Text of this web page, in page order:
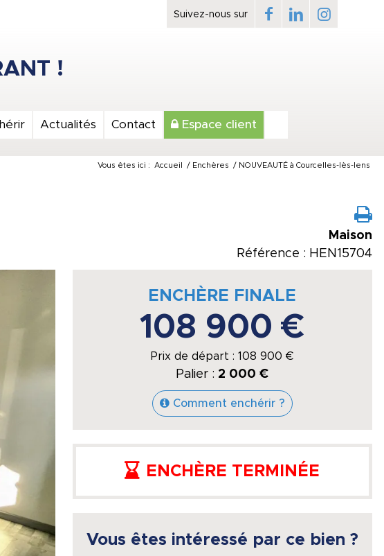
Actualités Contact Espace client
Vous êtes ici : Accueil / Enchères / NOUVEAUTÉ à Courcelles-lès-lens
Maison
Référence : HEN15704
ENCHÈRE FINALE
108 900 €
Prix de départ :108 900 €
Palier : 2 000 €
Comment enchérir ?
ENCHÈRE TERMINÉE
Vous êtes intéressé par ce bien ?